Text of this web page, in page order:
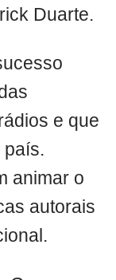
Duarte.
e que
país.
animar o
autorais